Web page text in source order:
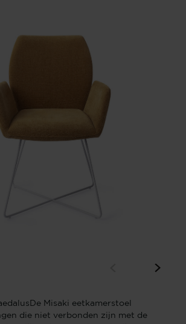
Misaki eetkamerstoel
die niet verbonden zijn met de